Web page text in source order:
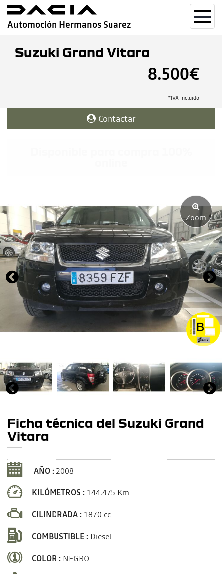
Automoción Hermanos Suarez
Suzuki Grand Vitara
8.500€
*IVA incluido
Contactar
Zoom
Ficha técnica del Suzuki Grand
Vitara
AÑO : 2008
KILÓMETROS : 144.475 Km
CILINDRADA : 1870 cc
COMBUSTIBLE : Diesel
COLOR : NEGRO